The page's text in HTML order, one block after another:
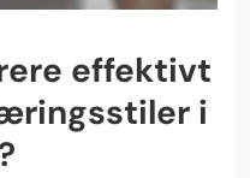
effektivt
i